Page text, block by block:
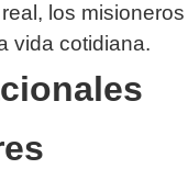
los
vida cotidiana.